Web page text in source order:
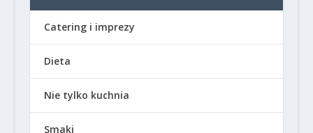
Catering i imprezy
Dieta
Nie tylko kuchnia
Smaki